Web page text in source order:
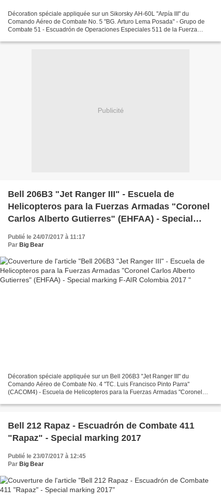
Décoration spéciale appliquée sur un Sikorsky AH-60L "Arpía III" du
Comando Aéreo de Combate No. 5 "BG. Arturo Lema Posada" - Grupo de
Combate 51 - Escuadrón de Operaciones Especiales 511 de la Fuerza
Publicité
Bell 206B3 "Jet Ranger III" - Escuela de
Helicopteros para la Fuerzas Armadas "Coronel
Carlos Alberto Gutierres" (EHFAA) - Special
Publié le 24/07/2017 à 11:17
Par Big Bear
Décoration spéciale appliquée sur un Bell 206B3 "Jet Ranger III" du
Comando Aéreo de Combate No. 4 "TC. Luis Francisco Pinto Parra"
(CACOM4) - Escuela de Helicopteros para la Fuerzas Armadas "Coronel
Bell 212 Rapaz - Escuadrón de Combate 411
"Rapaz" - Special marking 2017
Publié le 23/07/2017 à 12:45
Par Big Bear